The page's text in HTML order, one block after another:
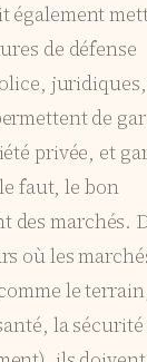
également
de défense
de
privée, et
faut, le bon
des marchés.
où les
le
la